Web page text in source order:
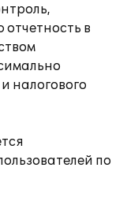
в
налогового
по